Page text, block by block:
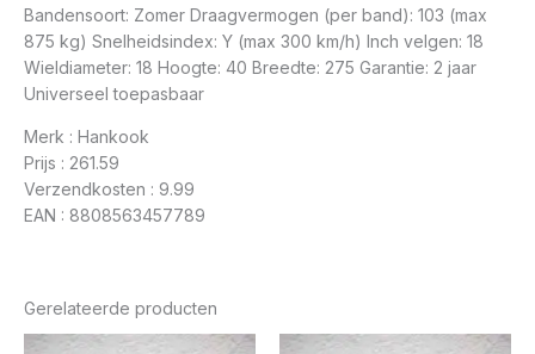
Bandensoort: Zomer Draagvermogen (per band): 103 (max
875 kg) Snelheidsindex: Y (max 300 km/h) Inch velgen: 18
Wieldiameter: 18 Hoogte: 40 Breedte: 275 Garantie: 2 jaar
Universeel toepasbaar
Merk : Hankook
Prijs : 261.59
Verzendkosten : 9.99
EAN : 8808563457789
Gerelateerde producten